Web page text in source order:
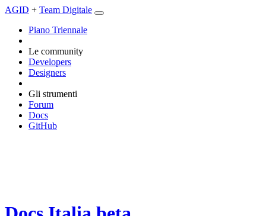
AGID + Team Digitale
Piano Triennale
Le community
Developers
Designers
Gli strumenti
Forum
Docs
GitHub